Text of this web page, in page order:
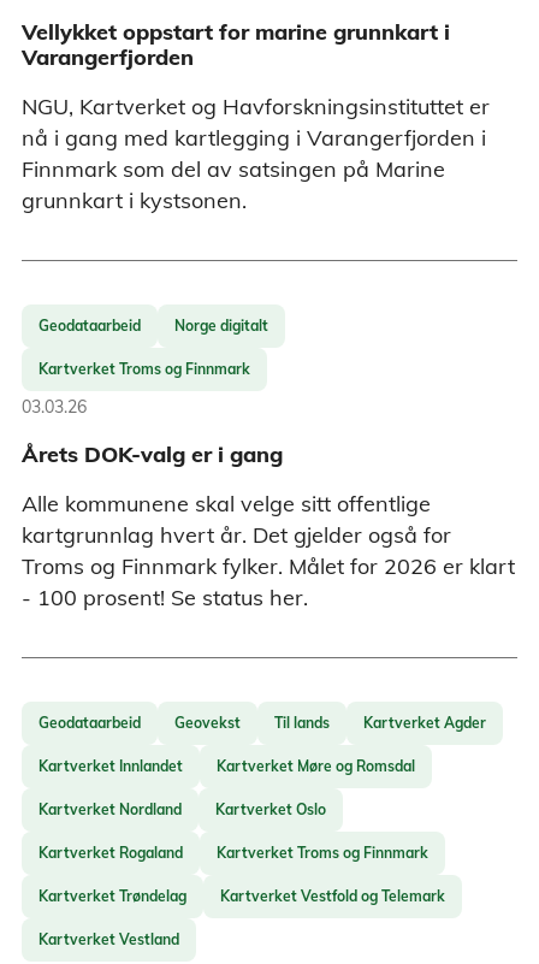
Vellykket oppstart for marine grunnkart i
Varangerfjorden
NGU, Kartverket og Havforskningsinstituttet er
nå i gang med kartlegging i Varangerfjorden i
Finnmark som del av satsingen på Marine
grunnkart i kystsonen.
Geodataarbeid Norge digitalt
Kartverket Troms og Finnmark
03.03.26
Årets DOK-valg er i gang
Alle kommunene skal velge sitt offentlige
kartgrunnlag hvert år. Det gjelder også for
Troms og Finnmark fylker. Målet for 2026 er klart
- 100 prosent! Se status her.
Geodataarbeid Geovekst Til lands Kartverket Agder
Kartverket Innlandet Kartverket Møre og Romsdal
Kartverket Nordland Kartverket Oslo
Kartverket Rogaland Kartverket Troms og Finnmark
Kartverket Trøndelag Kartverket Vestfold og Telemark
Kartverket Vestland